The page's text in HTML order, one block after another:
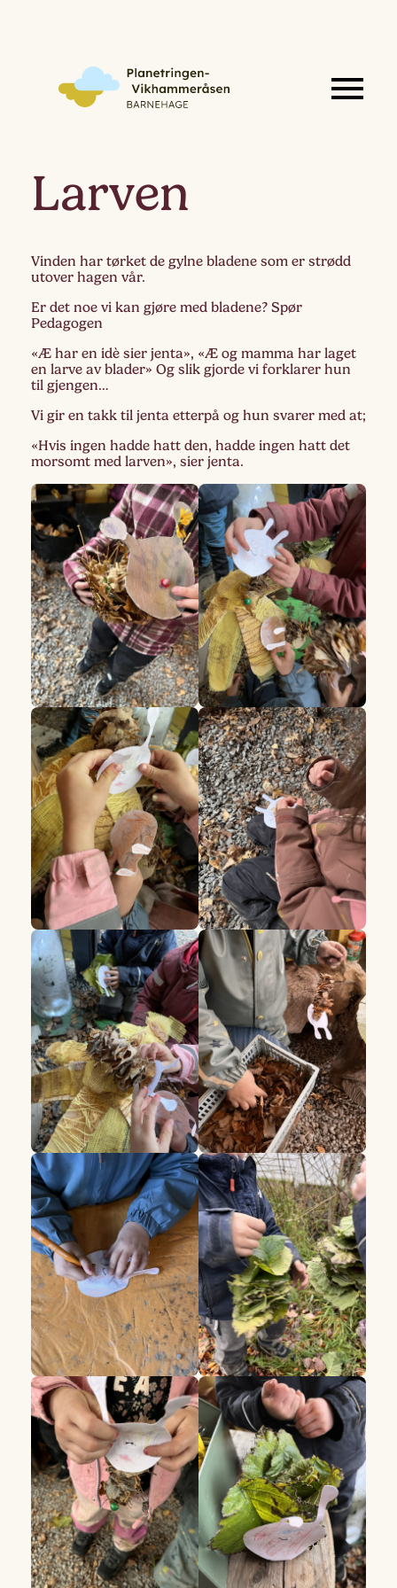
Larven
Vinden har tørket de gylne bladene som er strødd
utover hagen vår.
Er det noe vi kan gjøre med bladene? Spør
Pedagogen
«Æ har en idè sier jenta», «Æ og mamma har laget
en larve av blader» Og slik gjorde vi forklarer hun
til gjengen…
Vi gir en takk til jenta etterpå og hun svarer med at;
«Hvis ingen hadde hatt den, hadde ingen hatt det
morsomt med larven», sier jenta.